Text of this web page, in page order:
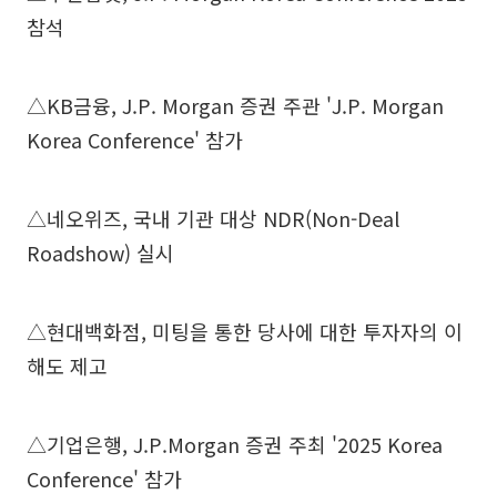
참석
△KB금융, J.P. Morgan 증권 주관 'J.P. Morgan
Korea Conference' 참가
△네오위즈, 국내 기관 대상 NDR(Non-Deal
Roadshow) 실시
△현대백화점, 미팅을 통한 당사에 대한 투자자의 이
해도 제고
△기업은행, J.P.Morgan 증권 주최 '2025 Korea
Conference' 참가